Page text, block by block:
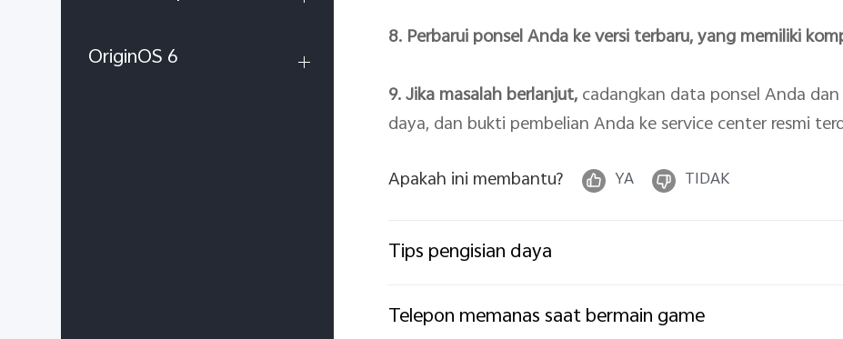
OriginOS 6
8. Perbarui ponsel Anda ke versi terbaru, yang memiliki
9. Jika masalah berlanjut,cadangkan data ponsel Anda
daya, dan bukti pembelian Anda ke service center resmi
Apakah ini membantu?
YA TIDAK
Tips pengisian daya
Telepon memanas saat bermain game